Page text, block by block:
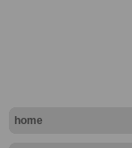
home